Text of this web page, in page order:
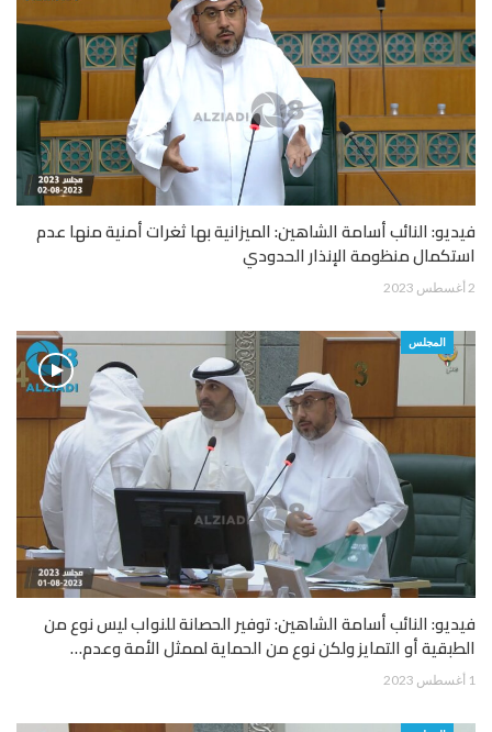
فيديو: النائب أسامة الشاهين: الميزانية بها ثغرات أمنية منها عدم
استكمال منظومة الإنذار الحدودي
2 أغسطس 2023
المجلس
فيديو: النائب أسامة الشاهين: توفير الحصانة للنواب ليس نوع من
الطبقية أو التمايز ولكن نوع من الحماية لممثل الأمة وعدم…
1 أغسطس 2023